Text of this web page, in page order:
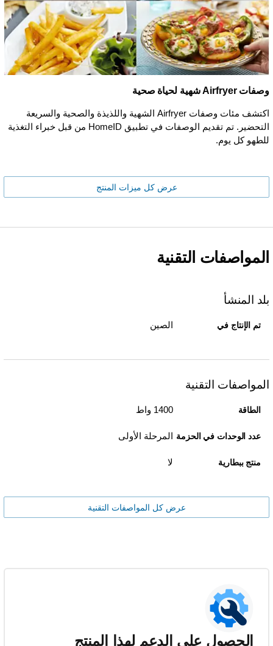
وصفات Airfryer شهية لحياة صحية
اكتشف مئات وصفات Airfryer الشهية واللذيذة والصحية والسريعة
التحضير. تم تقديم الوصفات في تطبيق HomeID من قبل خبراء التغذية
للطهو كل يوم.
عرض كل ميزات المنتج
المواصفات التقنية
بلد المنشأ
تم الإنتاج في الصين
المواصفات التقنية
الطاقة 1400 واط
عدد الوحدات في الحزمة المرحلة الأولى
منتج ببطارية لا
عرض كل المواصفات التقنية
الحصول على الدعم لهذا المنتج